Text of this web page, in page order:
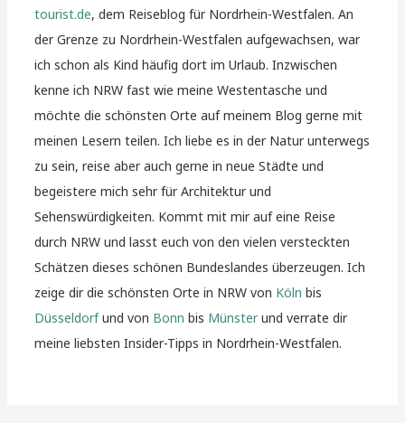
tourist.de, dem Reiseblog für Nordrhein-Westfalen. An
der Grenze zu Nordrhein-Westfalen aufgewachsen, war
ich schon als Kind häufig dort im Urlaub. Inzwischen
kenne ich NRW fast wie meine Westentasche und
möchte die schönsten Orte auf meinem Blog gerne mit
meinen Lesern teilen. Ich liebe es in der Natur unterwegs
zu sein, reise aber auch gerne in neue Städte und
begeistere mich sehr für Architektur und
Sehenswürdigkeiten. Kommt mit mir auf eine Reise
durch NRW und lasst euch von den vielen versteckten
Schätzen dieses schönen Bundeslandes überzeugen. Ich
zeige dir die schönsten Orte in NRW von Köln bis
Düsseldorfund von Bonn bis Münsterund verrate dir
meine liebsten Insider-Tipps in Nordrhein-Westfalen.